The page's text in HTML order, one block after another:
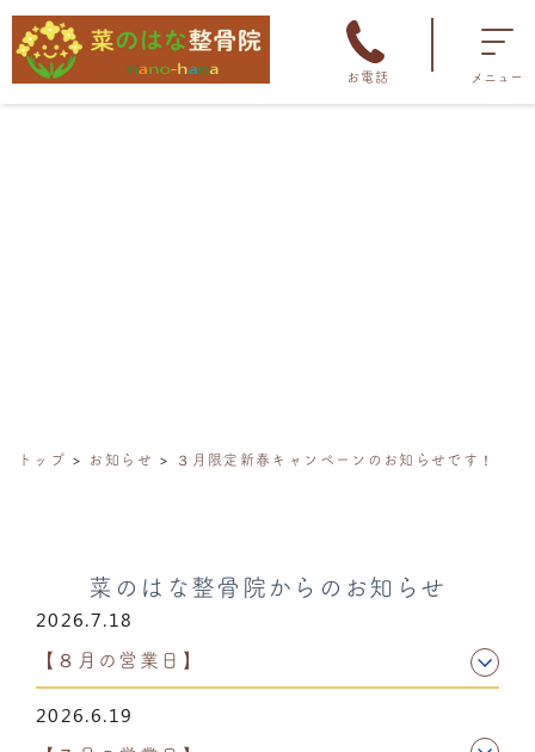
お電話 メニュー
トップ お知らせ ３月限定新春キャンペーンのお知らせです！
菜のはな整骨院からのお知らせ
2026.7.18
【８月の営業日】
2026.6.19